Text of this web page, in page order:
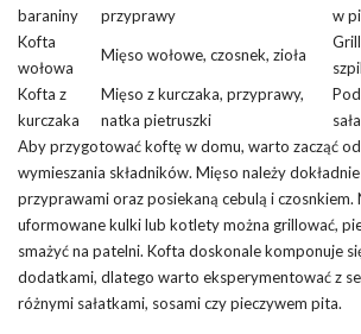
baraniny
przyprawy
w
Kofta
wołowa
Mięso wołowe, czosnek, zioła
Kofta z
kurczaka
Mięso z kurczaka, przyprawy,
natka pietruszki
Aby przygotować koftę w domu, warto zacząć
wymieszania składników. Mięso należy dokładnie
przyprawami oraz posiekaną cebulą i czosnkiem.
uformowane kulki lub kotlety można grillować,
smażyć na patelni. Kofta doskonale komponuje
dodatkami, dlatego warto eksperymentować z
różnymi sałatkami, sosami czy pieczywem pita.